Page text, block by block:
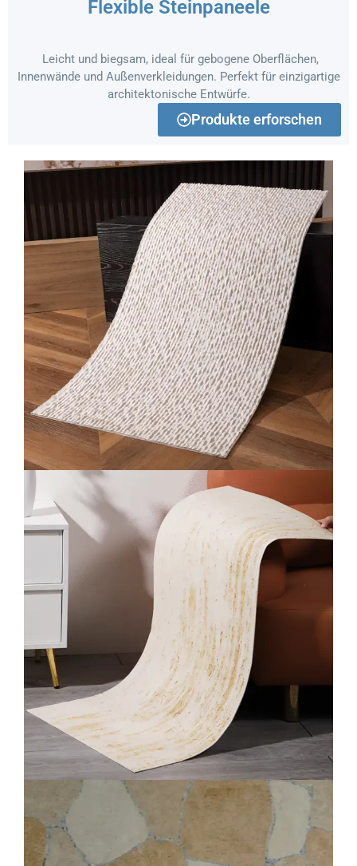
Flexible Steinpaneele
Leicht und biegsam, ideal für gebogene Oberflächen,
Innenwände und Außenverkleidungen. Perfekt für einzigartige
architektonische Entwürfe.
Produkte erforschen